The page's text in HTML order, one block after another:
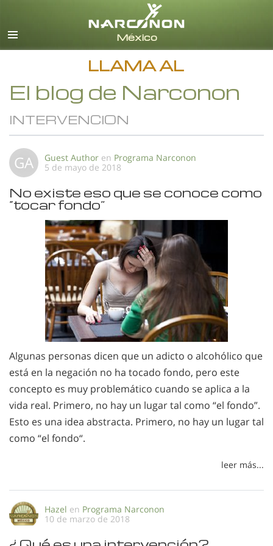
Español
Todas las Regiones/Idiomas
LLAMA AL
El blog de Narconon
INTERVENCION
GA Guest Author en Programa Narconon
5 de mayo de 2018
No existe eso que se conoce como
“tocar fondo”
Algunas personas dicen que un adicto o alcohólico que
está en la negación no ha tocado fondo, pero este
concepto es muy problemático cuando se aplica a la
vida real. Primero, no hay un lugar tal como “el fondo”.
Esto es una idea abstracta. Primero, no hay un lugar tal
como “el fondo“.
leer más...
Hazel en Programa Narconon
10 de marzo de 2018